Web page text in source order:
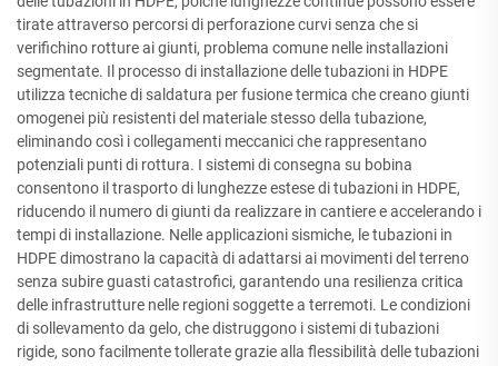
tirate attraverso percorsi di perforazione curvi senza che si
verifichino rotture ai giunti, problema comune nelle installazioni
segmentate. Il processo di installazione delle tubazioni in HDPE
utilizza tecniche di saldatura per fusione termica che creano giunti
omogenei più resistenti del materiale stesso della tubazione,
eliminando così i collegamenti meccanici che rappresentano
potenziali punti di rottura. I sistemi di consegna su bobina
consentono il trasporto di lunghezze estese di tubazioni in HDPE,
riducendo il numero di giunti da realizzare in cantiere e accelerando i
tempi di installazione. Nelle applicazioni sismiche, le tubazioni in
HDPE dimostrano la capacità di adattarsi ai movimenti del terreno
senza subire guasti catastrofici, garantendo una resilienza critica
delle infrastrutture nelle regioni soggette a terremoti. Le condizioni
di sollevamento da gelo, che distruggono i sistemi di tubazioni
rigide, sono facilmente tollerate grazie alla flessibilità delle tubazioni